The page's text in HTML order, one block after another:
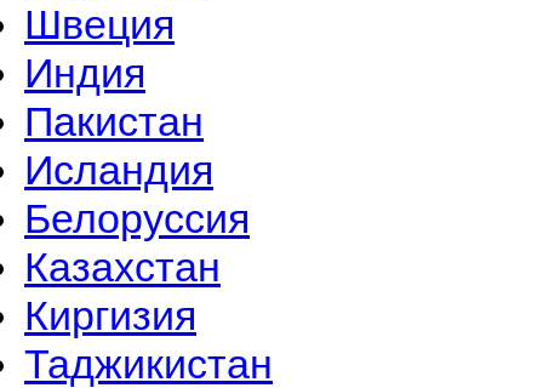
Швеция
Индия
Пакистан
Исландия
Белоруссия
Казахстан
Киргизия
Таджикистан